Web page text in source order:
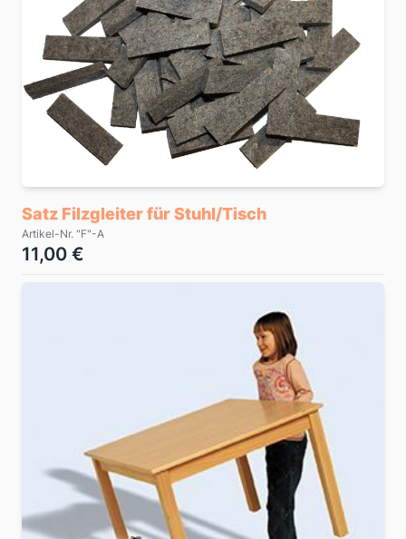
Satz Filzgleiter für Stuhl/Tisch
Artikel-Nr. "F"-A
11,00 €